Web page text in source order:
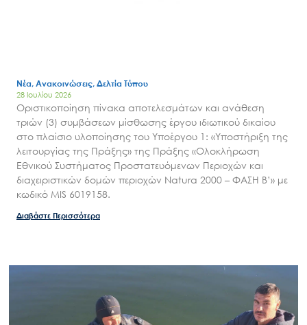
Search
for:
Ο.ΦΥ.ΠΕ.Κ.Α.
Επικοινωνία
Νέα, Ανακοινώσεις, Δελτία Τύπου
28 Ιουλίου 2026
Οριστικοποίηση πίνακα αποτελεσμάτων και ανάθεση
τριών (3) συμβάσεων μίσθωσης έργου ιδιωτικού δικαίου
στο πλαίσιο υλοποίησης του Υποέργου 1: «Υποστήριξη της
λειτουργίας της Πράξης» της Πράξης «Ολοκλήρωση
Εθνικού Συστήματος Προστατευόμενων Περιοχών και
διαχειριστικών δομών περιοχών Natura 2000 – ΦΑΣΗ Β’» με
κωδικό MIS 6019158.
Διαβάστε Περισσότερα